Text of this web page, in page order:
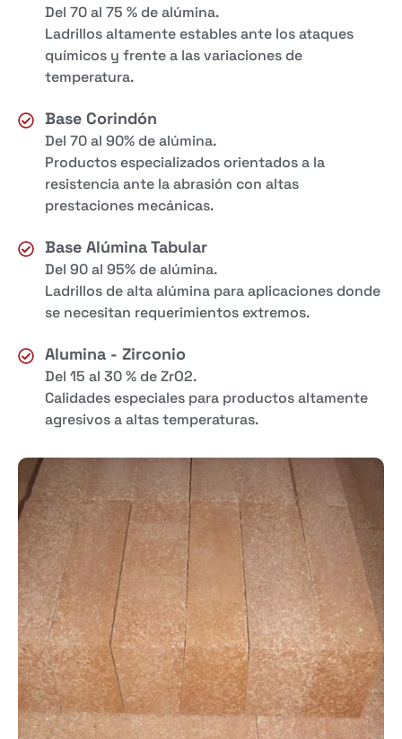
Del 70 al 75 % de alúmina.
Ladrillos altamente estables ante los ataques
químicos y frente a las variaciones de
temperatura.
Base Corindón
Del 70 al 90% de alúmina.
Productos especializados orientados a la
resistencia ante la abrasión con altas
prestaciones mecánicas.
Base Alúmina Tabular
Del 90 al 95% de alúmina.
Ladrillos de alta alúmina para aplicaciones donde
se necesitan requerimientos extremos.
Alumina - Zirconio
Del 15 al 30 % de ZrO2.
Calidades especiales para productos altamente
agresivos a altas temperaturas.